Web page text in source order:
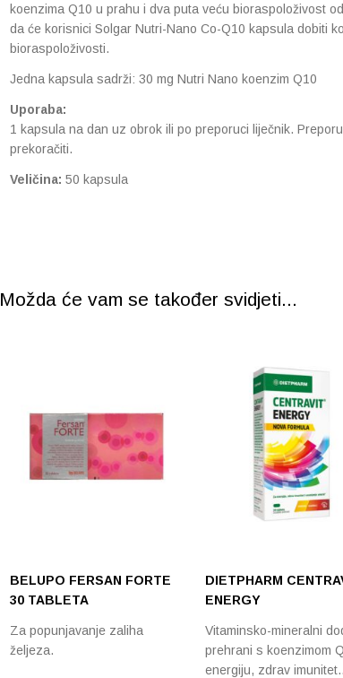
koenzima Q10 u prahu i dva puta veću bioraspoloživost
da će korisnici Solgar Nutri-Nano Co-Q10 kapsula dobiti
bioraspoloživosti.
Jedna kapsula sadrži: 30 mg Nutri Nano koenzim Q10
Uporaba:
1 kapsula na dan uz obrok ili po preporuci liječnik.
prekoračiti.
Veličina: 50 kapsula
Možda će vam se također svidjeti...
BELUPO FERSAN FORTE
30 TABLETA
Za popunjavanje zaliha
željeza.
DIETPHARM
ENERGY
Vitaminsko-mineralni
prehrani s koenzimom
energiju, zdrav